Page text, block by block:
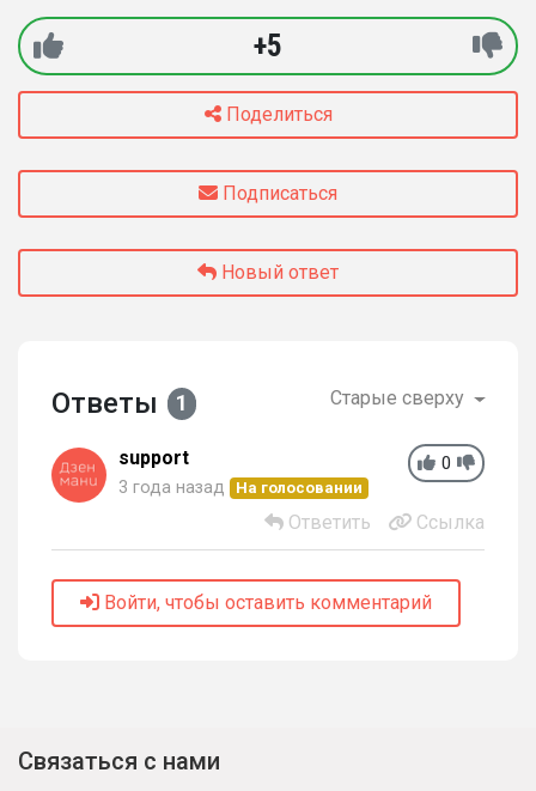
+5
Поделиться
Подписаться
Новый ответ
Ответы 1 Старые сверху
0
support
3 года назад На голосовании
Ответить Ссылка
Войти, чтобы оставить комментарий
Связаться с нами